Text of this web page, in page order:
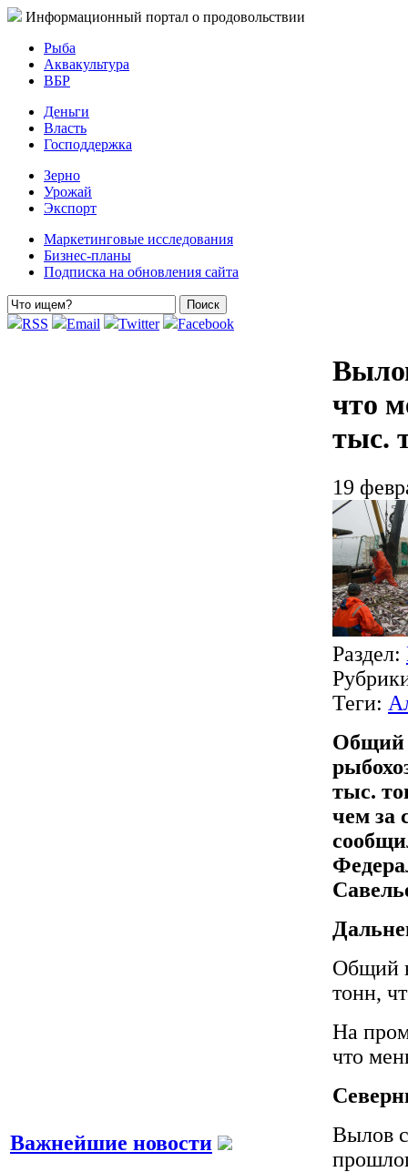
Информационный портал о продовольствии
Рыба
Аквакультура
ВБР
Деньги
Власть
Господдержка
Зерно
Урожай
Экспорт
Маркетинговые исследования
Бизнес-планы
Подписка на обновления сайта
RSS Email Twitter Facebook
Важнейшие новости
что
тыс.
19
Раздел:
Теги:
Общий
тыс.
чем за
Общий
тонн,
На
что
Вылов